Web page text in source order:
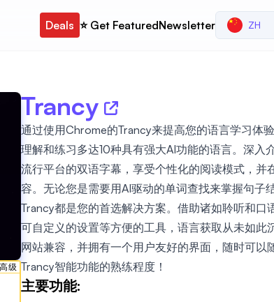
Deals ⭐️ Get FeaturedNewsletter ZH
高级
Trancy
通过使用Chrome的Trancy来提高您的语言学习体
理解和练习多达10种具有强大AI功能的语言。深入
流行平台的双语字幕，享受个性化的阅读模式，并
容。无论您是需要用AI驱动的单词查找来掌握句子
Trancy都是您的首选解决方案。借助诸如聆听和口
可自定义的设置等方便的工具，语言获取从未如此
网站兼容，并拥有一个用户友好的界面，随时可以
Trancy智能功能的熟练程度！
主要功能: